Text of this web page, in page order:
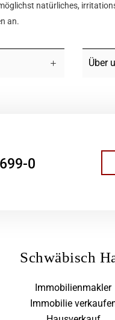
natürliches,
an.
Über
0
Schwäbisch
Immobilienmakler
Immobilie